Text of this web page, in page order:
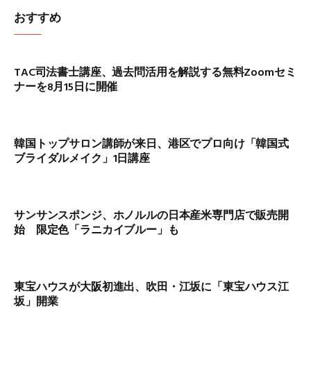
おすすめ
TAC司法書士講座、過去問活用を解説する無料Zoomセミ
ナーを8月15日に開催
韓国トップサロン講師が来日、港区でプロ向け「韓国式
ブライダルメイク」1日講座
サンサンスポンジ、ホノルルの日本産米専門店で販売開
始 限定色「ラニカイブルー」も
東宝ハウスが大阪初進出、吹田・江坂に「東宝ハウス江
坂」開業